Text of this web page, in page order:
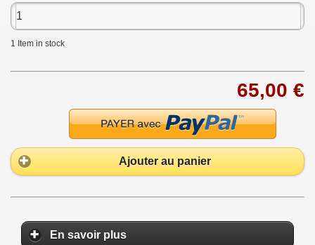
1 Item in stock
65,00 €
Ajouter au panier
En savoir plus